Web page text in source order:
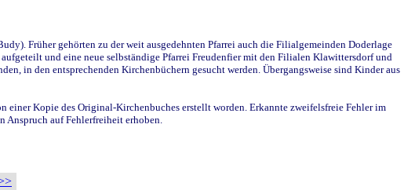
Früher gehörten zu der weit ausgedehnten Pfarrei auch die Filialgemeinden Doderlage
und eine neue selbständige Pfarrei Freudenfier mit den Filialen Klawittersdorf und
in den entsprechenden Kirchenbüchern gesucht werden. Übergangsweise sind Kinder aus
Kopie des Original-Kirchenbuches erstellt worden. Erkannte zweifelsfreie Fehler im
auf Fehlerfreiheit erhoben.